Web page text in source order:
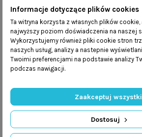
Dodaj do koszyka
Informacje dotyczące plików cookies
Ta witryna korzysta z własnych plików cookie,
najwyższy poziom doświadczenia na naszej
Wykorzystujemy również pliki cookie stron
naszych usług, analizy a nastepnie
Twoimi preferencjami na podstawie analizy
podczas nawigacji.
Dostosuj
Zaakceptuj